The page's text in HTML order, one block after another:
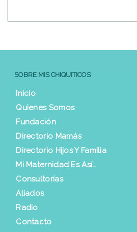
SOBRE MIS CHIQUITICOS
Inicio
Quienes Somos
Fundación
Directorio Mamás
Directorio Hijos Y Familia
Mi Maternidad Es Así…
Consultorías
Aliados
Radio
Contacto